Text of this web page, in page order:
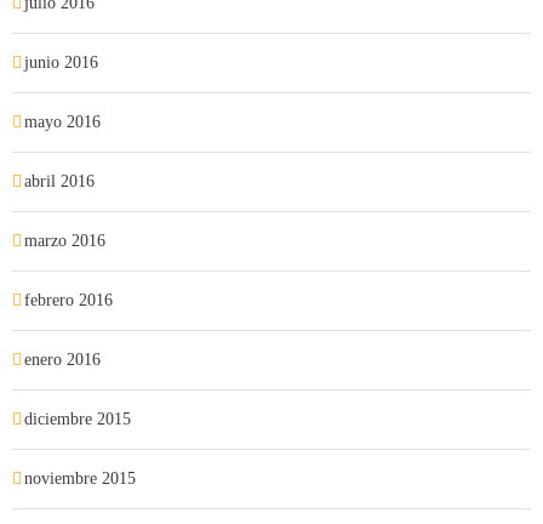
junio 2016
mayo 2016
abril 2016
marzo 2016
febrero 2016
enero 2016
diciembre 2015
noviembre 2015